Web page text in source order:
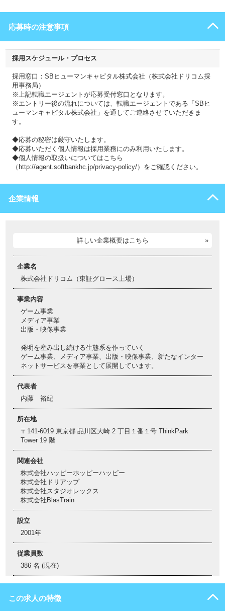
応募時の注意事項
採用スケジュール・プロセス
採用窓口：SBヒューマンキャピタル株式会社（株式会社ドリコム採
用事務局）
※上記転職エージェントが応募受付窓口となります。
※エントリー後の流れについては、転職エージェントである「SBヒ
ューマンキャピタル株式会社」を通してご連絡させていただきま
す。
◆応募の秘密は厳守いたします。
◆応募いただく個人情報は採用業務にのみ利用いたします。
◆個人情報の取扱いについてはこちら
（http://agent.softbankhc.jp/privacy-policy/）をご確認ください。
企業情報
詳しい企業概要はこちら
企業名
株式会社ドリコム（東証グロース上場）
事業内容
ゲーム事業
メディア事業
出版・映像事業
発明を産み出し続ける生態系を作っていく
ゲーム事業、メディア事業、出版・映像事業、新たなインター
ネットサービスを事業として展開しています。
代表者
内藤 裕紀
所在地
〒141-6019 東京都 品川区大崎 2 丁目１番１号 ThinkPark
Tower 19 階
関連会社
株式会社ハッピーホッピーハッピー
株式会社ドリアップ
株式会社スタジオレックス
株式会社BlasTrain
設立
2001年
従業員数
386 名 (現在)
この求人の特徴